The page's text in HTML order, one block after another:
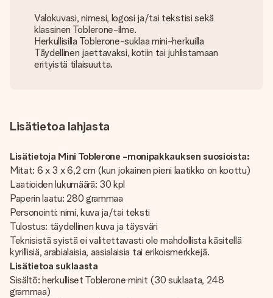
Valokuvasi, nimesi, logosi ja/tai tekstisi sekä
klassinen Toblerone-ilme.
Herkullisilla Toblerone-suklaa mini-herkuilla
Täydellinen jaettavaksi, kotiin tai juhlistamaan
erityistä tilaisuutta.
Lisätietoa lahjasta
Lisätietoja Mini Toblerone -monipakkauksen suosioista:
Mitat: 6 x 3 x 6,2 cm (kun jokainen pieni laatikko on koottu)
Laatioiden lukumäärä: 30 kpl
Paperin laatu: 280 grammaa
Personointi: nimi, kuva ja/tai teksti
Tulostus: täydellinen kuva ja täysväri
Teknisistä syistä ei valitettavasti ole mahdollista käsitellä
kyrillisiä, arabialaisia, aasialaisia ​​tai erikoismerkkejä.
Lisätietoa suklaasta
Sisältö: herkulliset Toblerone minit (30 suklaata, 248
grammaa)